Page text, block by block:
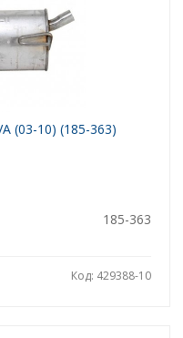
(03-10) (185-363)
185-363
Код: 429388-10